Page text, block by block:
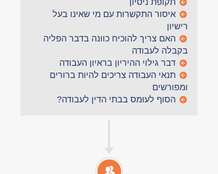
תקופת ניסיון
איסור התקשרות עם מי שאינו בעל
רישיון
האם צריך להוכיח כוונה בדבר הפליה
בקבלה לעבודה
דבר גילוי ההיריון בראיון העבודה
תנאי העבודה צריכים להיות ברורים
ומפורשים
הסוף לעומס בבתי הדין לעבודה?